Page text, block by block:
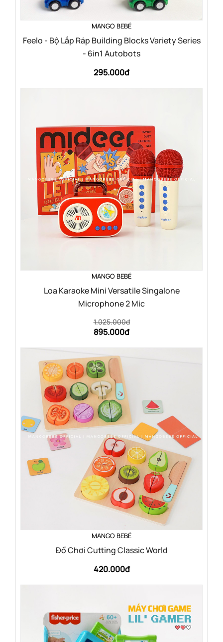
MANGO BEBÉ
Feelo - Bộ Lắp Ráp Building Blocks Variety Series
- 6in1 Autobots
295.000đ
MANGO BEBÉ
Loa Karaoke Mini Versatile Singalone
Microphone 2 Mic
1.025.000đ
895.000đ
MANGO BEBÉ
Đồ Chơi Cutting Classic World
420.000đ